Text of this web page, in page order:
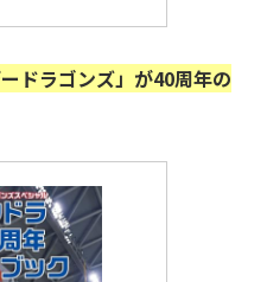
ドラゴンズ」が40周年の